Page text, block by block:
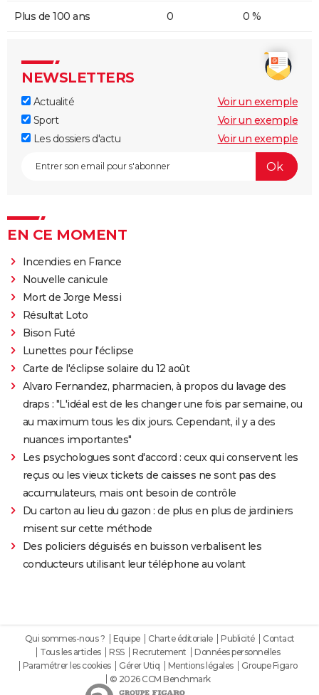
Plus de 100 ans 0 0 %
NEWSLETTERS
Actualité
Voir un exemple
Sport
Voir un exemple
Les dossiers d'actu
Voir un exemple
EN CE MOMENT
Incendies en France
Nouvelle canicule
Mort de Jorge Messi
Résultat Loto
Bison Futé
Lunettes pour l'éclipse
Carte de l'éclipse solaire du 12 août
Alvaro Fernandez, pharmacien, à propos du lavage des
draps : "L'idéal est de les changer une fois par semaine, ou
au maximum tous les dix jours. Cependant, il y a des
nuances importantes"
Les psychologues sont d'accord : ceux qui conservent les
reçus ou les vieux tickets de caisses ne sont pas des
accumulateurs, mais ont besoin de contrôle
Du carton au lieu du gazon : de plus en plus de jardiniers
misent sur cette méthode
Des policiers déguisés en buisson verbalisent les
conducteurs utilisant leur téléphone au volant
Qui sommes-nous ? Equipe Charte éditoriale Publicité
Contact
Tous les articles
RSS Recrutement
Données personnelles
Paramétrer les cookies
Gérer Utiq Mentions légales
Groupe Figaro
© 2026 CCM Benchmark